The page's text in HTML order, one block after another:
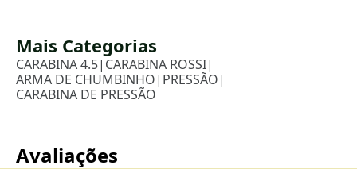
Mais Categorias
CARABINA 4.5| CARABINA ROSSI|
ARMA DE CHUMBINHO| PRESSÃO|
CARABINA DE PRESSÃO
Avaliações